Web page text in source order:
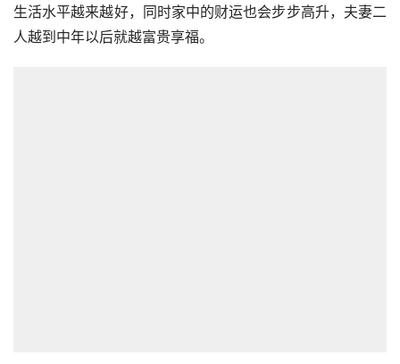
生活水平越来越好，同时家中的财运也会步步高升，夫妻二
人越到中年以后就越富贵享福。